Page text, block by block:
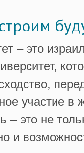
– это
участие в
– это не
и